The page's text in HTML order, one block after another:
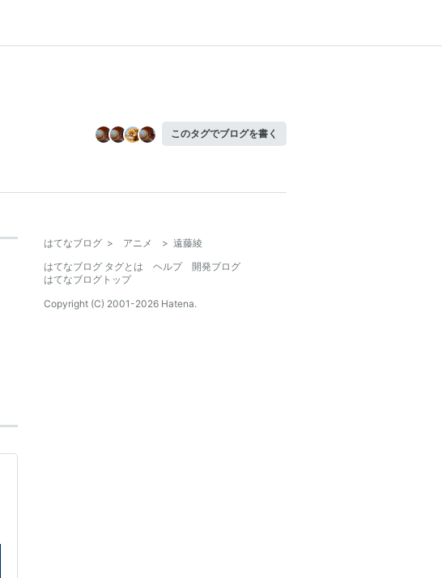
このタグでブログを書く
はてなブログ > アニメ > 遠藤綾
はてなブログ タグとは
ヘルプ
開発ブログ
はてなブログトップ
Copyright (C) 2001-2026 Hatena.